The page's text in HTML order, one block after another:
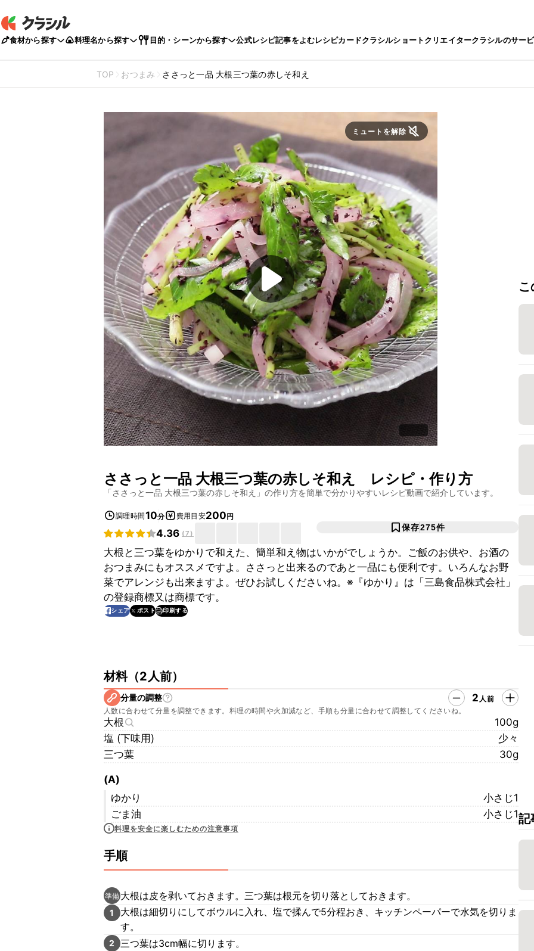
食材から探す 料理名から探す 目的・シーンから探す 公式レシピ記事をよむレシピカードクラシルショートクリエイタークラシルのサー
TOP おつまみ ささっと一品 大根三つ葉の赤しそ和え
ミュートを解除
ささっと一品 大根三つ葉の赤しそ和え レシピ・作り方
「ささっと一品 大根三つ葉の赤しそ和え 」の作り方を簡単で分かりやすいレシピ動画で紹介しています。
調理時間10分 費用目安200円
4.36 (7)
保存275件
大根と三つ葉をゆかりで和えた、簡単和え物はいかがでしょうか。ご飯のお供や、お酒の
おつまみにもオススメですよ。ささっと出来るのであと一品にも便利です。いろんなお野
菜でアレンジも出来ますよ。ぜひお試しくださいね。※『ゆかり』は「三島食品株式会社」
の登録商標又は商標です。
シェア ポスト 印刷する
材料（2人前）
分量の調整 2 人前
人数に合わせて分量を調整できます。料理の時間や火加減など、手順も分量に合わせて調整してくださいね。
大根
100g
塩 (下味用)
少々
三つ葉
30g
(A)
ゆかり
小さじ1
ごま油
小さじ1
料理を安全に楽しむための注意事項
手順
準備 大根は皮を剥いておきます。三つ葉は根元を切り落としておきます。
1
大根は細切りにしてボウルに入れ、塩で揉んで5分程おき、キッチンペーパーで水気を切りま
す。
2 三つ葉は3cm幅に切ります。
記